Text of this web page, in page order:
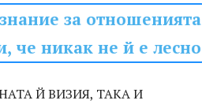
за отношенията
че никак не й е лесно
Й ВИЗИЯ, ТАКА И